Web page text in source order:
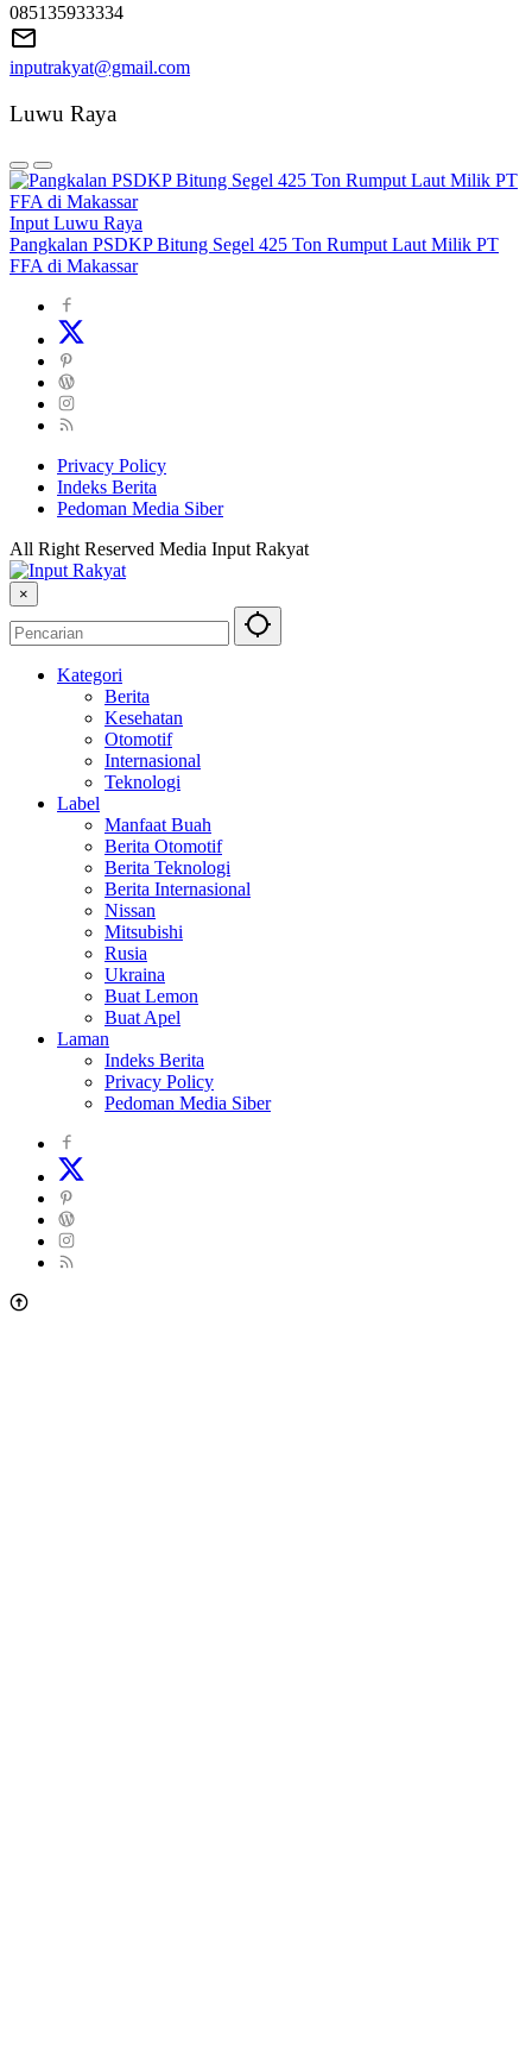
085135933334
inputrakyat@gmail.com
Luwu Raya
Input Luwu Raya
Pangkalan PSDKP Bitung Segel 425 Ton Rumput Laut Milik PT
FFA di Makassar
Privacy Policy
Indeks Berita
Pedoman Media Siber
All Right Reserved Media Input Rakyat
×
Kategori
Berita
Kesehatan
Otomotif
Internasional
Teknologi
Label
Manfaat Buah
Berita Otomotif
Berita Teknologi
Berita Internasional
Nissan
Mitsubishi
Rusia
Ukraina
Buat Lemon
Buat Apel
Laman
Indeks Berita
Privacy Policy
Pedoman Media Siber